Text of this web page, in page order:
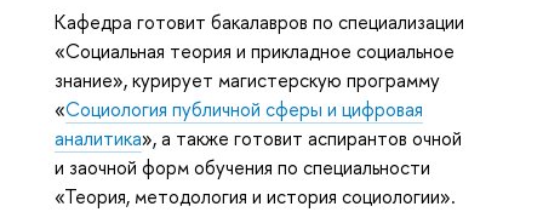
Кафедра готовит бакалавров по специализации
«Социальная теория и прикладное социальное
знание», курирует магистерскую программу
«Социология публичной сферы и цифровая
аналитика», а также готовит аспирантов очной
и заочной форм обучения по специальности
«Теория, методология и история социологии».